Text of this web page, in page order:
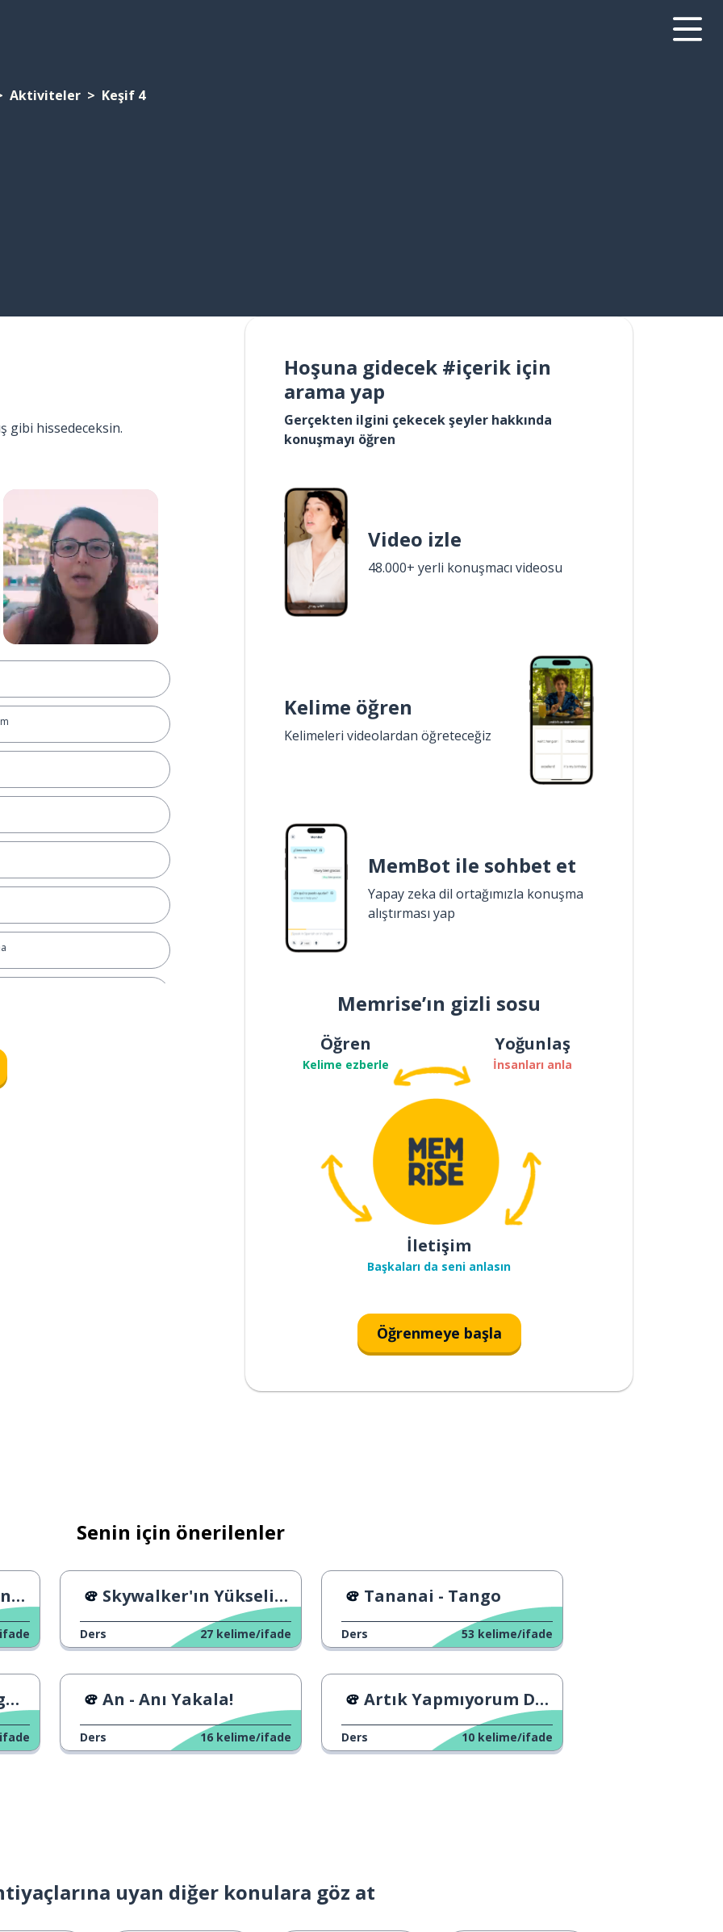
Aktiviteler Keşif 4
gibi hissedeceksin.
gittin?
en iyisiydi
Hoşuna gidecek #içerik için
arama yap
Gerçekten ilgini çekecek şeyler hakkında
konuşmayı öğren
Video izle
48.000+ yerli konuşmacı videosu
Kelime öğren
Kelimeleri videolardan öğreteceğiz
MemBot ile sohbet et
Yapay zeka dil ortağımızla konuşma
alıştırması yap
Memrise’ın gizli sosu
Öğren
Kelime ezberle
Yoğunlaş
İnsanları anla
İletişim
Başkaları da seni anlasın
Öğrenmeye başla
Senin için önerilenler
Skywalker'ın Yükselişi - Fragman
Ders 27 kelime/ifade
Tananai - Tango
Ders 53 kelime/ifade
An - Anı Yakala!
Ders 16 kelime/ifade
Artık Yapmıyorum Demek
Ders 10 kelime/ifade
uyan diğer konulara göz at